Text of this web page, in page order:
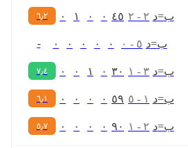
ب=د ٢ - ٢ ٤٥ ٠ ٠ ١ ٠ ٦٫٢
ب=د ٥ - ٠ ٠ ٠ ٠ ٠ ٠ -
ب=د ٣ - ١ ٣٠ ٠ ١ ٠ ٠ ٧٫٤
ب=د ١ - ٥ ٥٩ ٠ ٠ ٠ ٠ ٦٫١
ب=د ٢ - ١ ٩٠ ٠ ٠ ٠ ٠ ٥٫٧